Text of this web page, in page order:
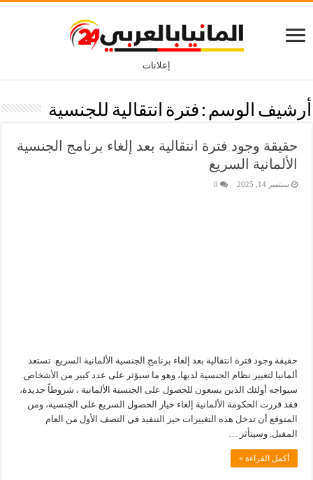
إعلانات
أرشيف الوسم : فترة انتقالية للجنسية
حقيقة وجود فترة انتقالية بعد إلغاء برنامج الجنسية
الألمانية السريع
سبتمبر 14, 2025 0
حقيقة وجود فترة انتقالية بعد إلغاء برنامج الجنسية الألمانية السريع. تستعد
ألمانيا لتغيير نظام الجنسية لديها، وهو ما سيؤثر على عدد كبير من الأشخاص.
سيواجه أولئك الذين يسعون للحصول على الجنسية الألمانية ، شروطاً جديدة،
فقد قررت الحكومة الألمانية إلغاء خيار الحصول السريع على الجنسية، ومن
المتوقع أن تدخل هذه التغييرات حيز التنفيذ في النصف الأول من العام
المقبل. وسيتأثر …
أكمل القراءة »